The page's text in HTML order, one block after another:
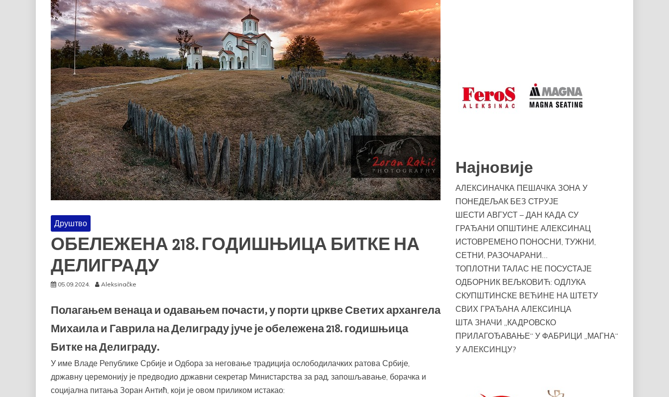
Друштво
ОБЕЛЕЖЕНА 218. ГОДИШЊИЦА БИТКЕ НА
ДЕЛИГРАДУ
05.09.2024. Aleksinačke
Полагањем венаца и одавањем почасти, у порти цркве Светих архангела
Михаила и Гаврила на Делиграду јуче је обележена 218. годишњица
Битке на Делиграду.
У име Владе Републике Србије и Одбора за неговање традиција ослободилачких ратова Србије,
државну церемонију је предводио државни секретар Министарства за рад, запошљавање, борачка и
социјална питања Зоран Антић, који је овом приликом истакао:
Најновије
АЛЕКСИНАЧКА ПЕШАЧКА ЗОНА У
ПОНЕДЕЉАК БЕЗ СТРУЈЕ
ШЕСТИ АВГУСТ – ДАН КАДА СУ
ГРАЂАНИ ОПШТИНЕ АЛЕКСИНАЦ
ИСТОВРЕМЕНО ПОНОСНИ, ТУЖНИ,
СЕТНИ, РАЗОЧАРАНИ…
ТОПЛОТНИ ТАЛАС НЕ ПОСУСТАЈЕ
ОДБОРНИК ВЕЉКОВИЋ: ОДЛУКА
СКУПШТИНСКЕ ВЕЋИНЕ НА ШТЕТУ
СВИХ ГРАЂАНА АЛЕКСИНЦА
ШТА ЗНАЧИ „КАДРОВСКО
ПРИЛАГОЂАВАЊЕ“ У ФАБРИЦИ „МАГНА“
У АЛЕКСИНЦУ?